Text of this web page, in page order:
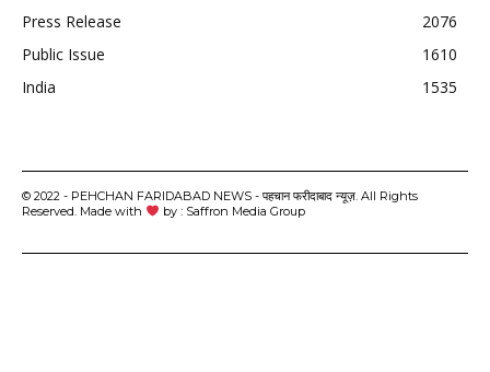
Press Release
2076
Public Issue
1610
India
1535
© 2022 - PEHCHAN FARIDABAD NEWS - पहचान फरीदाबाद न्यूज़. All Rights
Reserved. Made with
by : Saffron Media Group